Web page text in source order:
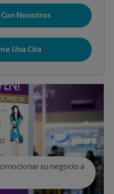
Nosotros
Una Cita
su negocio a